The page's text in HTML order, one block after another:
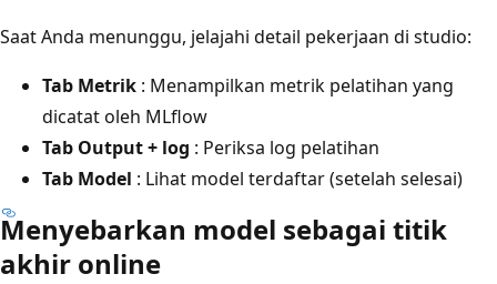
Saat Anda menunggu, jelajahi detail pekerjaan di studio:
Tab Metrik : Menampilkan metrik pelatihan yang
dicatat oleh MLflow
Tab Output + log : Periksa log pelatihan
Tab Model : Lihat model terdaftar (setelah selesai)
Menyebarkan model sebagai titik
akhir online